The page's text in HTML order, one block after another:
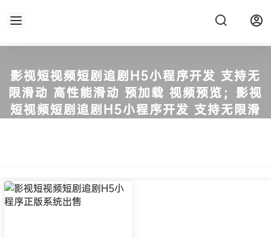
影视短视频短剧追剧H5小程序开发 支持无
限滑动 高性能滑动 预加载 视频预览；影视
短视频短剧追剧H5小程序开发 支持无限滑